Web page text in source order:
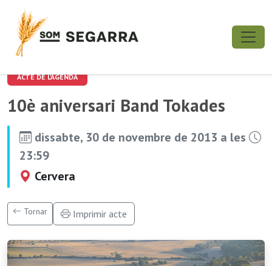
ACTE DE L'AGENDA
10è aniversari Band Tokades
dissabte, 30 de novembre de 2013 a les
23:59
Cervera
Tornar Imprimir acte